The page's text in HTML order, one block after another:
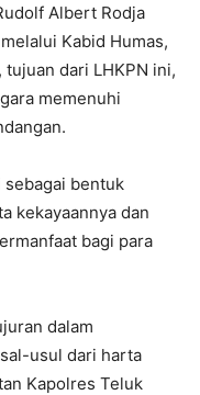
Albert Rodja
Kabid Humas,
dari LHKPN ini,
memenuhi
sebagai bentuk
kekayaannya dan
bagi para
dalam
usul dari harta
Kapolres Teluk